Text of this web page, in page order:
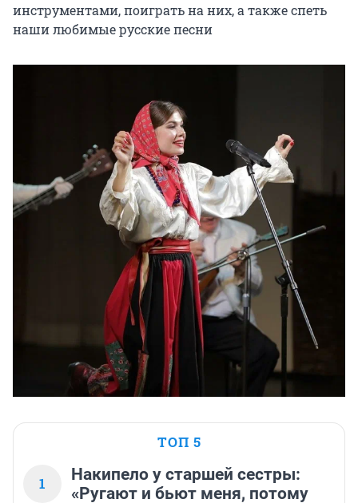
инструментами, поиграть на них, а также спеть
наши любимые русские песни
ТОП 5
1
Накипело у старшей сестры:
«Ругают и бьют меня, потому